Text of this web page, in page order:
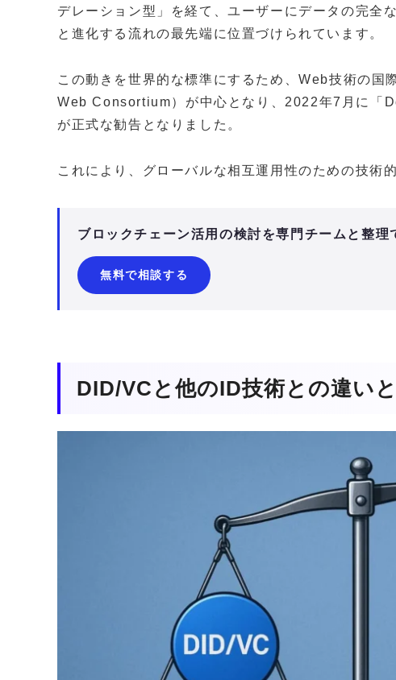
デレーション型」を経て、ユーザーにデータの完全
と進化する流れの最先端に位置づけられています。
この動きを世界的な標準にするため、Web技術の
Web Consortium）が中心となり、2022年7月に
が正式な勧告となりました。
これにより、グローバルな相互運用性のための技術
ブロックチェーン活用の検討を専門チームと整理
無料で相談する
DID/VCと他のID技術との違い